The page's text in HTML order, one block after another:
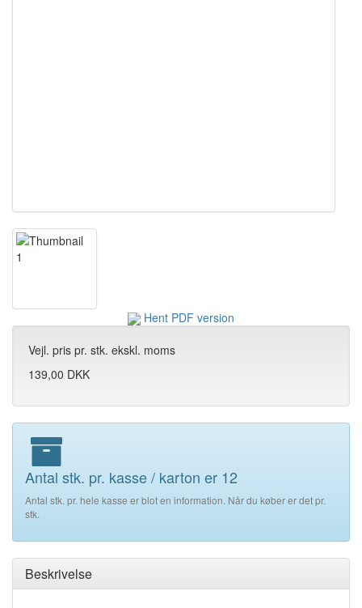
Hent PDF version
Vejl. pris pr. stk. ekskl. moms
139,00 DKK
Antal stk. pr. kasse / karton er 12
Antal stk. pr. hele kasse er blot en information. Når du køber er det pr.
stk.
Beskrivelse